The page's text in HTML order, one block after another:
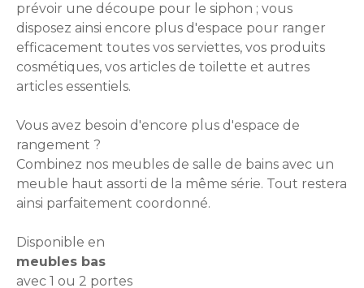
prévoir une découpe pour le siphon ; vous
disposez ainsi encore plus d'espace pour ranger
efficacement toutes vos serviettes, vos produits
cosmétiques, vos articles de toilette et autres
articles essentiels.
Vous avez besoin d'encore plus d'espace de
rangement ?
Combinez nos meubles de salle de bains avec un
meuble haut assorti de la même série. Tout restera
ainsi parfaitement coordonné.
Disponible en
meubles bas
avec 1 ou 2 portes